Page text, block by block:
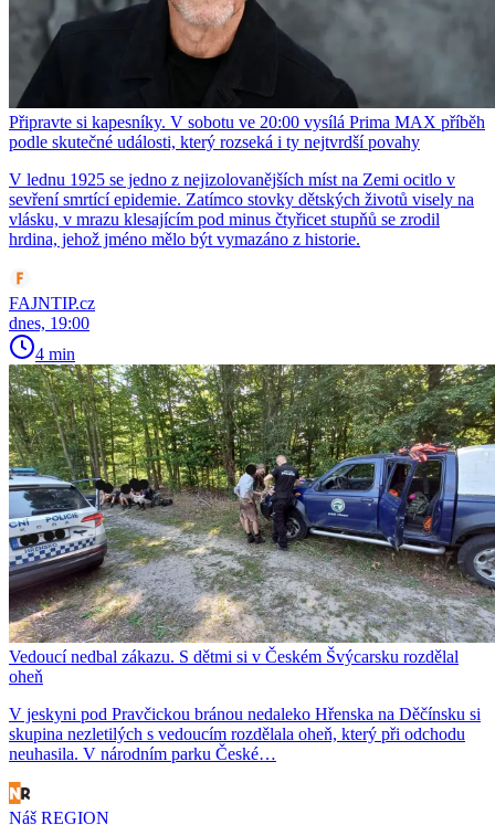
Připravte si kapesníky. V sobotu ve 20:00 vysílá Prima MAX příběh
podle skutečné události, který rozseká i ty nejtvrdší povahy
V lednu 1925 se jedno z nejizolovanějších míst na Zemi ocitlo v
sevření smrtící epidemie. Zatímco stovky dětských životů visely na
vlásku, v mrazu klesajícím pod minus čtyřicet stupňů se zrodil
hrdina, jehož jméno mělo být vymazáno z historie.
FAJNTIP.cz
dnes, 19:00
4 min
Vedoucí nedbal zákazu. S dětmi si v Českém Švýcarsku rozdělal
oheň
V jeskyni pod Pravčickou bránou nedaleko Hřenska na Děčínsku si
skupina nezletilých s vedoucím rozdělala oheň, který při odchodu
neuhasila. V národním parku České…
Náš REGION